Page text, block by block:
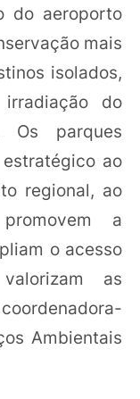
do aeroporto
mais
isolados,
do
Os parques
ao
regional, ao
a
o acesso
as
Ambientais